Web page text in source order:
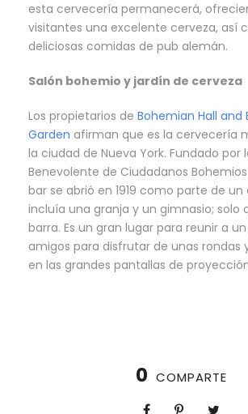
esta cervecería permanecerá,
visitantes una excelente cerveza, así
deliciosas comidas de pub alemán.
Salón bohemio y jardín de cerveza
Los propietarios de Bohemian Hall and
Garden afirman que es la cervecería
la ciudad de Nueva York. Fundado por
Benevolente de Ciudadanos
bar se abrió en 1919 como parte de
incluía una granja y un gimnasio; solo
barra. Es un gran lugar para reunir a
amigos para disfrutar de unas rondas
en las grandes pantallas de
0 COMPARTE